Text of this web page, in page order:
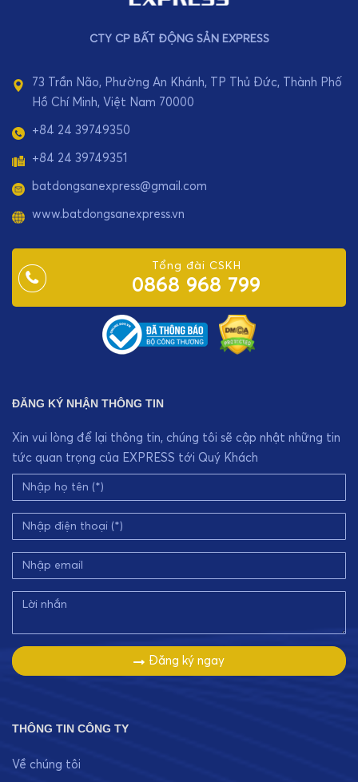
CTY CP BẤT ĐỘNG SẢN EXPRESS
73 Trần Não, Phường An Khánh, TP Thủ Đức, Thành Phố
Hồ Chí Minh, Việt Nam 70000
+84 24 39749350
+84 24 39749351
batdongsanexpress@gmail.com
www.batdongsanexpress.vn
Tổng đài CSKH
0868 968 799
ĐĂNG KÝ NHẬN THÔNG TIN
Xin vui lòng để lại thông tin, chúng tôi sẽ cập nhật những tin
tức quan trọng của EXPRESS tới Quý Khách
Đăng ký ngay
THÔNG TIN CÔNG TY
Về chúng tôi